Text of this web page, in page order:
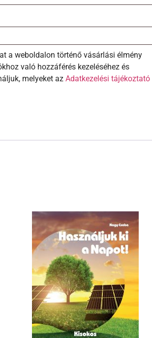
a weboldalon történő vásárlási élmény
való hozzáférés kezeléséhez és
melyeket azAdatkezelési tájékoztató